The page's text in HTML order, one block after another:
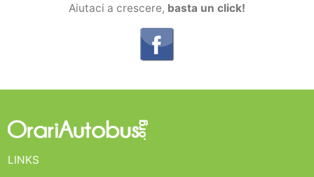
Aiutaci a crescere, basta un click!
LINKS